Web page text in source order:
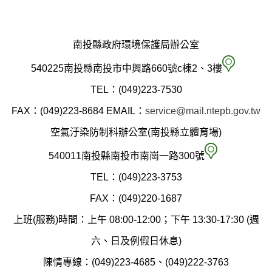
南投縣政府環境保護局辦公室
540225南投縣南投市中興路660號c棟2、3樓 南
縣
保
局
TEL：(049)223-7530
FAX：(049)223-8684 EMAIL： service@mail.ntepb.gov.tw
空氣汙染防制科辦公室(南投縣立體育場)
540011南投縣南投市南崗一路300號 空
染
制
TEL：(049)223-3753
FAX：(049)220-1687
上班(服務)時間：上午 08:00-12:00；下午 13:30-17:30 (週
六、日及例假日休息)
陳情專線：(049)223-4685、(049)222-3763